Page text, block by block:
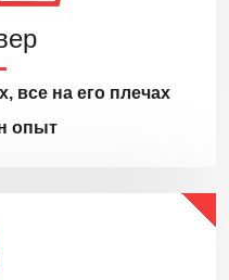
все на его плечах
опыт